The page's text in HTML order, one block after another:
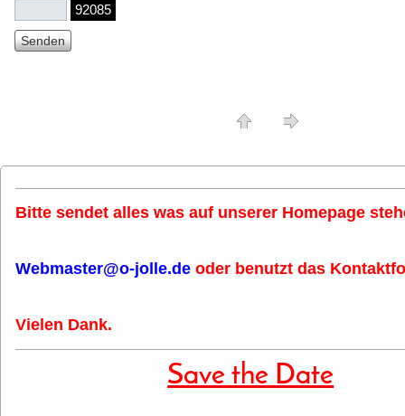
92085
Bitte sendet alles was auf unserer Homepage
Webmaster@o-jolle.de oder benutzt das
Vielen Dank.
Save the Date